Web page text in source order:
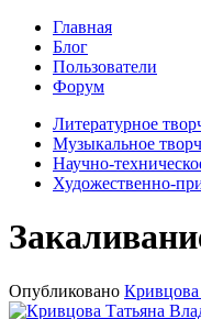
Главная
Блог
Пользователи
Форум
Литературное
Музыкальное
Научно-
Художественно-
Опубликовано